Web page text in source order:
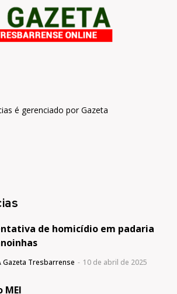
é gerenciado por Gazeta
de homicídio em padaria
Gazeta Tresbarrense - 10 de abril de 2025
MEI